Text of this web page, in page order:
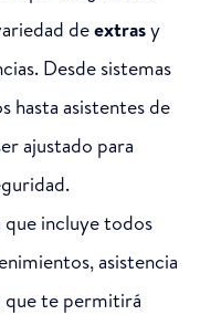
deextrasy
Desde sistemas
hasta asistentes de
ajustado para
incluye todos
asistencia
que te permitirá